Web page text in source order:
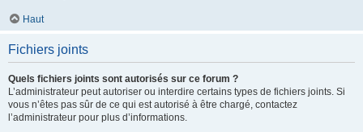
Haut
Fichiers joints
Quels fichiers joints sont autorisés sur ce forum ?
L’administrateur peut autoriser ou interdire certains types de fichiers joints. Si
vous n’êtes pas sûr de ce qui est autorisé à être chargé, contactez
l’administrateur pour plus d’informations.